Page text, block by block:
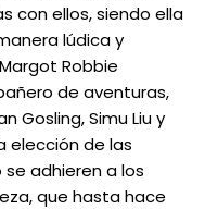
con ellos, siendo ella
lúdica y
Robbie
de aventuras,
Gosling, Simu Liu y
elección de las
adhieren a los
que hasta hace